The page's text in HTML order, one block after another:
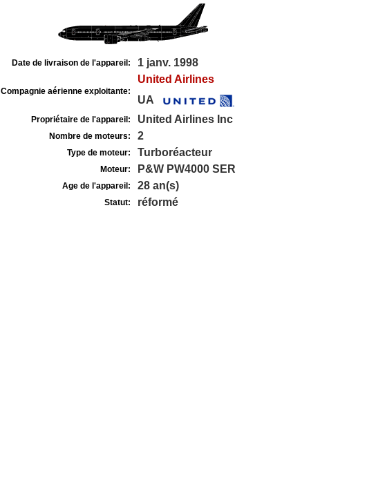
Date de livraison de l'appareil: 1 janv. 1998
Compagnie aérienne exploitante:
United Airlines
UA
Propriétaire de l'appareil: United Airlines Inc
Nombre de moteurs: 2
Type de moteur: Turboréacteur
Moteur: P&W PW4000 SER
Age de l'appareil: 28 an(s)
Statut: réformé